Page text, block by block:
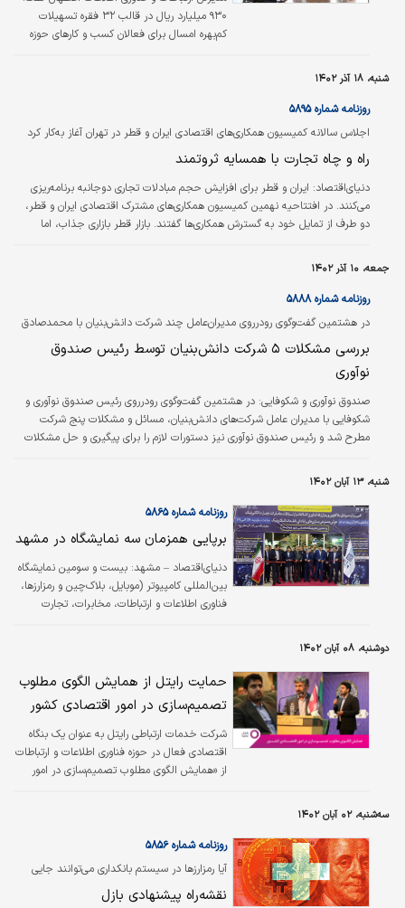
۹۳۰ میلیارد ریال در قالب ۳۲ فقره تسهیلات
کم‌بهره امسال برای فعالان کسب‌ و کارهای حوزه
شنبه، ۱۸ آذر ۱۴۰۲
اجلاس سالانه کمیسیون همکاری‌های اقتصادی ایران و قطر در تهران آغاز به‌کار کرد
روزنامه شماره ۵۸۹۵
‌راه و چاه تجارت با همسایه ثروتمند
دنیای‌اقتصاد: ایران و قطر برای افزایش حجم مبادلات تجاری دوجانبه برنامه‌ریزی
می‌کنند. در افتتاحیه نهمین کمیسیون همکاری‌های مشترک اقتصادی ایران و قطر،
دو طرف از تمایل خود به گسترش همکاری‌ها گفتند. بازار قطر بازاری جذاب، اما
هدف‌گذاری یک‌میلیارد دلاری صادرات، مستلزم آمادگی است.
جمعه، ۱۰ آذر ۱۴۰۲
در هشتمین گفت‏‏‌وگوی رو‌در‌روی مدیران‌عامل چند شرکت‏‏‌ دانش‏‏‌بنیان با محمد‌صادق
خیاطیان صورت گرفت‌
روزنامه شماره ۵۸۸۸
بررسی مشکلات ۵ شرکت دانش‏‏‌بنیان توسط رئیس صندوق
نوآوری
صندوق نوآوری و شکوفایی: در هشتمین گفت‌‌‌وگوی رودرروی رئیس صندوق نوآوری و
شکوفایی با مدیران عامل شرکت‌های دانش‌‌‌بنیان، مسائل و مشکلات پنج شرکت
مطرح شد و رئیس صندوق نوآوری نیز دستورات لازم را برای پیگیری و حل مشکلات
گفت‌‌‌وگوهایی رو در روی رئیس صندوق نوآوری با مدیران عامل چند شرکت‌‌‌ دانش‌‌‌بنیان
پنج شرکت با دکتر خیاطیان دیدار و گفت‌وگو کردند.
شنبه، ۱۳ آبان ۱۴۰۲
روزنامه شماره ۵۸۶۵
برپایی همزمان سه نمایشگاه در مشهد
دنیای‌اقتصاد – مشهد: بیست و سومین نمایشگاه
بین‌المللی کامپیوتر (موبایل، بلاک‌چین و رمزارزها،
فناوری اطلاعات و ارتباطات، مخابرات، تجارت
نمایشگاه تخصصی توسعه کسب و کار و فرانچایز
در محل نمایشگاه بین‌المللی مشهد برپا شد. به
گزارش روابط عمومی نمایشگاه مشهد، سعید
صیفی، مدیرعامل نمایشگاه گفت: فعالیت
مشارکت‌‌‌کنندگان بیست و سومین نمایشگاه
بین‌المللی کامپیوتر در زمینه نرم‌‌‌افزار، سخت‌‌‌افزار
دوشنبه، ۰۸ آبان ۱۴۰۲
حمایت رایتل از همایش الگوی مطلوب
تصمیم‌سازی در امور اقتصادی کشور
شرکت خدمات ارتباطی رایتل به عنوان یک بنگاه
اقتصادی فعال در حوزه فناوری اطلاعات و ارتباطات
از «همایش الگوی مطلوب تصمیم‌سازی در امور
سه‌شنبه، ۰۲ آبان ۱۴۰۲
آیا رمزارزها در سیستم بانکداری می‌توانند جایی
داشته باشند؟
روزنامه شماره ۵۸۵۶
نقشه‌راه پیشنهادی بازل